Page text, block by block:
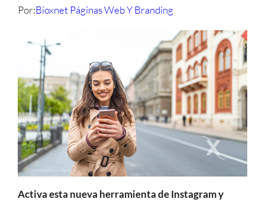
Por:Bioxnet Páginas Web Y Branding
Activa esta nueva herramienta de Instagram y